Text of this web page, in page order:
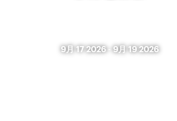
9月 17 2026- 9月 19 2026